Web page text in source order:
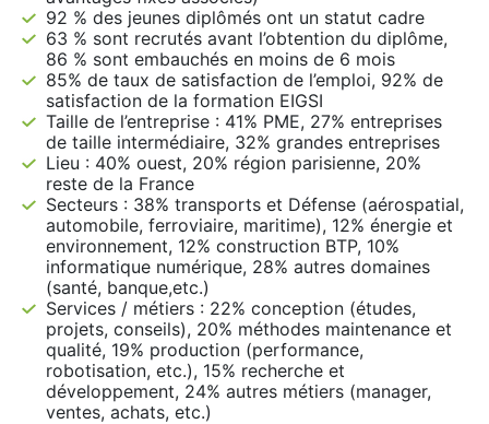
92 % des jeunes diplômés ont un statut cadre
63 % sont recrutés avant l’obtention du diplôme,
86 % sont embauchés en moins de 6 mois
85% de taux de satisfaction de l’emploi, 92% de
satisfaction de la formation EIGSI
Taille de l’entreprise : 41% PME, 27% entreprises
de taille intermédiaire, 32% grandes entreprises
Lieu : 40% ouest, 20% région parisienne, 20%
reste de la France
Secteurs : 38% transports et Défense (aérospatial,
automobile, ferroviaire, maritime), 12% énergie et
environnement, 12% construction BTP, 10%
informatique numérique, 28% autres domaines
(santé, banque,etc.)
Services / métiers : 22% conception (études,
projets, conseils), 20% méthodes maintenance et
qualité, 19% production (performance,
robotisation, etc.), 15% recherche et
développement, 24% autres métiers (manager,
ventes, achats, etc.)